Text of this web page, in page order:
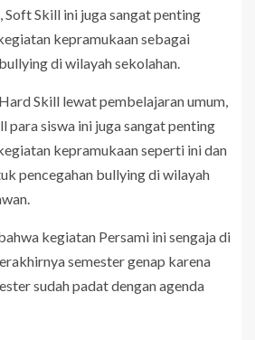
Soft Skill ini juga sangat penting
kepramukaan sebagai
di wilayah sekolahan.
Skill lewat pembelajaran umum,
para siswa ini juga sangat penting
kepramukaan seperti ini dan
pencegahan bullying di wilayah
kegiatan Persami ini sengaja di
semester genap karena
sudah padat dengan agenda